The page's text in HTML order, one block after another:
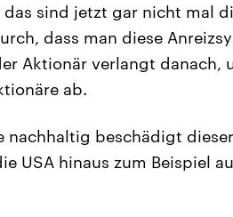
sind jetzt gar nicht mal
dass man diese
Aktionär verlangt danach,
ab.
nachhaltig beschädigt
USA hinaus zum Beispiel